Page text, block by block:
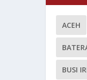
ACEH
BUSI